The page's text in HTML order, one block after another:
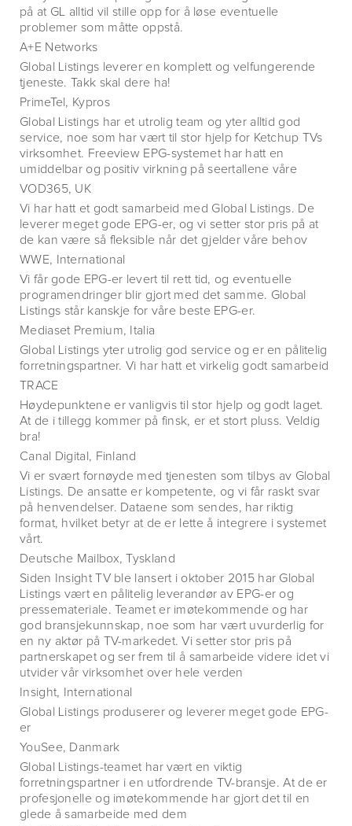
på at GL alltid vil stille opp for å løse eventuelle
problemer som måtte oppstå.
A+E Networks
Global Listings leverer en komplett og velfungerende
tjeneste. Takk skal dere ha!
PrimeTel, Kypros
Global Listings har et utrolig team og yter alltid god
service, noe som har vært til stor hjelp for Ketchup TVs
virksomhet. Freeview EPG-systemet har hatt en
umiddelbar og positiv virkning på seertallene våre
VOD365, UK
Vi har hatt et godt samarbeid med Global Listings. De
leverer meget gode EPG-er, og vi setter stor pris på at
de kan være så fleksible når det gjelder våre behov
WWE, International
Vi får gode EPG-er levert til rett tid, og eventuelle
programendringer blir gjort med det samme. Global
Listings står kanskje for våre beste EPG-er.
Mediaset Premium, Italia
Global Listings yter utrolig god service og er en pålitelig
forretningspartner. Vi har hatt et virkelig godt samarbeid
TRACE
Høydepunktene er vanligvis til stor hjelp og godt laget.
At de i tillegg kommer på finsk, er et stort pluss. Veldig
bra!
Canal Digital, Finland
Vi er svært fornøyde med tjenesten som tilbys av Global
Listings. De ansatte er kompetente, og vi får raskt svar
på henvendelser. Dataene som sendes, har riktig
format, hvilket betyr at de er lette å integrere i systemet
vårt.
Deutsche Mailbox, Tyskland
Siden Insight TV ble lansert i oktober 2015 har Global
Listings vært en pålitelig leverandør av EPG-er og
pressemateriale. Teamet er imøtekommende og har
god bransjekunnskap, noe som har vært uvurderlig for
en ny aktør på TV-markedet. Vi setter stor pris på
partnerskapet og ser frem til å samarbeide videre idet vi
utvider vår virksomhet over hele verden
Insight, International
Global Listings produserer og leverer meget gode EPG-
er
YouSee, Danmark
Global Listings-teamet har vært en viktig
forretningspartner i en utfordrende TV-bransje. At de er
profesjonelle og imøtekommende har gjort det til en
glede å samarbeide med dem